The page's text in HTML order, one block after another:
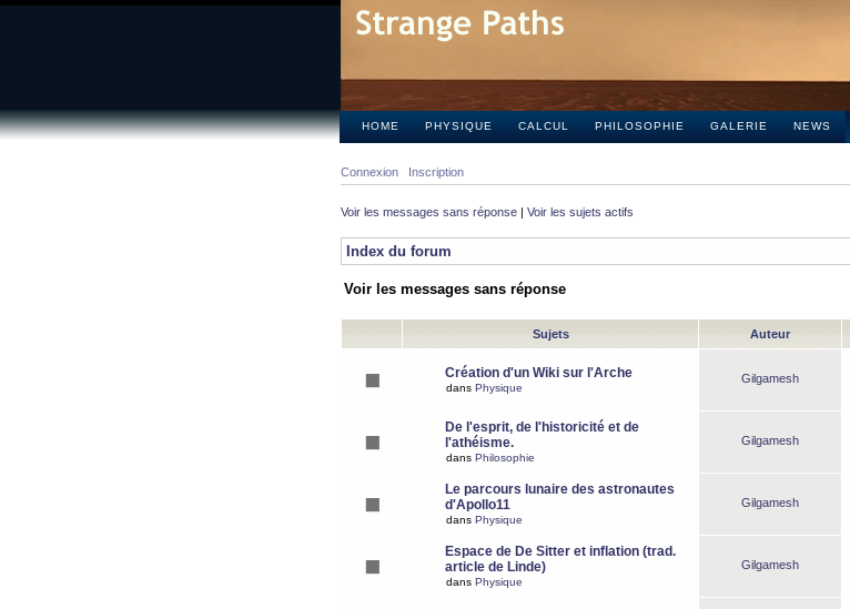
HOME PHYSIQUE CALCUL PHILOSOPHIE GALERIE NEWS
Connexion Inscription
Voir les messages sans réponse | Voir les sujets actifs
Index du forum
Voir les messages sans réponse
Sujets Auteur
Création d'un Wiki sur l'Arche
dans Physique
Gilgamesh
De l'esprit, de l'historicité et de
l'athéisme.
dans Philosophie
Gilgamesh
Le parcours lunaire des astronautes
d'Apollo11
dans Physique
Gilgamesh
Espace de De Sitter et inflation (trad.
article de Linde)
dans Physique
Gilgamesh